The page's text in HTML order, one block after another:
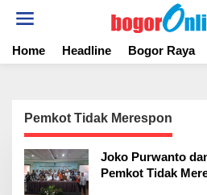
t
Home Headline Bogor Raya
Pemkot Tidak Merespon
Joko Purwanto
Pemkot Tidak